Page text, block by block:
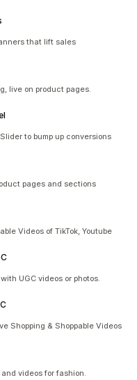
that lift sales
live on product pages.
to bump up conversions
pages and sections
Videos of TikTok, Youtube
UGC videos or photos.
Shopping & Shoppable Videos
videos for fashion.